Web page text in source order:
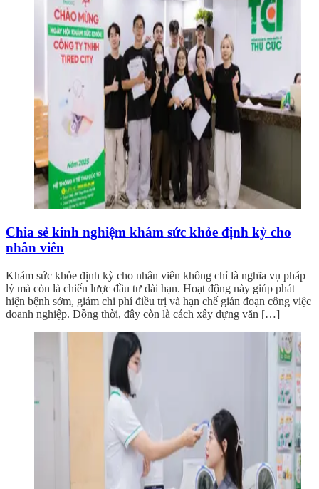
Chia sẻ kinh nghiệm khám sức khỏe định kỳ cho
nhân viên
Khám sức khỏe định kỳ cho nhân viên không chỉ là nghĩa vụ pháp
lý mà còn là chiến lược đầu tư dài hạn. Hoạt động này giúp phát
hiện bệnh sớm, giảm chi phí điều trị và hạn chế gián đoạn công việc
doanh nghiệp. Đồng thời, đây còn là cách xây dựng văn […]